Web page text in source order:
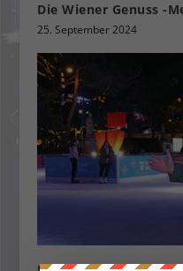
Die Wiener Genuss -
25. September 2024